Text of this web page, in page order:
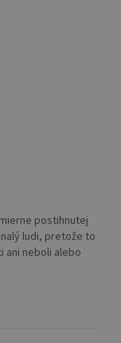
postihnutej
ludi, pretože to
ani neboli alebo